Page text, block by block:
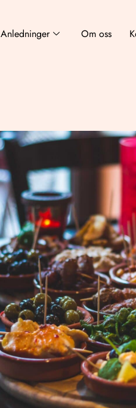
Anledninger Om oss